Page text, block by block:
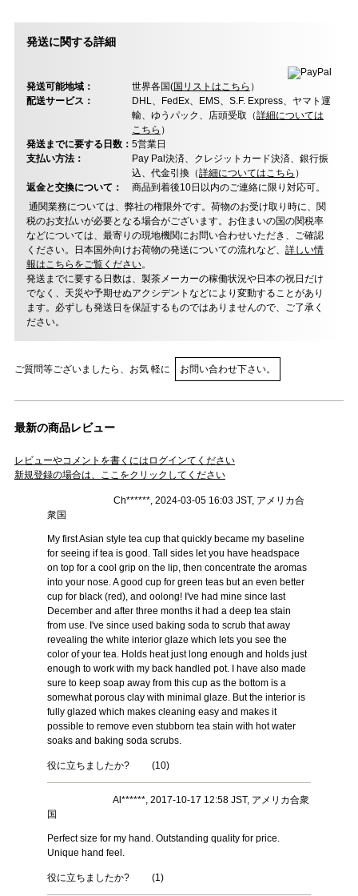
発送に関する詳細
発送可能地域： 世界各国(国リストはこちら ）
配送サービス：
DHL、FedEx、EMS、S.F. Express、ヤマト運
輸、ゆうパック、店頭受取（詳細については
こちら ）
発送までに要する日数： 5営業日
支払い方法：
Pay Pal決済、クレジットカード決済、銀行振
込、代金引換（詳細についてはこちら ）
返金と交換について：
商品到着後10日以内のご連絡に限り対応可。
通関業務については、弊社の権限外です。荷物のお受け取り時に、関
税のお支払いが必要となる場合がございます。お住まいの国の関税率
などについては、最寄りの現地機関にお問い合わせいただき、ご確認
ください。日本国外向けお荷物の発送についての流れなど、 詳しい情
報はこちらをご覧ください。
発送までに要する日数は、製茶メーカーの稼働状況や日本の祝日だけ
でなく、天災や予期せぬアクシデントなどにより変動することがあり
ます。必ずしも発送日を保証するものではありませんので、ご了承く
ださい。
ご質問等ございましたら、お気 軽に お問い合わせ下さい。
最新の商品レビュー
レビューやコメントを書くにはログインてください
新規登録の場合は、ここをクリックしてください
Ch******, 2024-03-05 16:03 JST, アメリカ合
衆国
My first Asian style tea cup that quickly became my baseline
for seeing if tea is good. Tall sides let you have headspace
on top for a cool grip on the lip, then concentrate the aromas
into your nose. A good cup for green teas but an even better
cup for black (red), and oolong! I've had mine since last
December and after three months it had a deep tea stain
from use. I've since used baking soda to scrub that away
revealing the white interior glaze which lets you see the
color of your tea. Holds heat just long enough and holds just
enough to work with my back handled pot. I have also made
sure to keep soap away from this cup as the bottom is a
somewhat porous clay with minimal glaze. But the interior is
fully glazed which makes cleaning easy and makes it
possible to remove even stubborn tea stain with hot water
soaks and baking soda scrubs.
役に立ちましたか? (10)
Al******, 2017-10-17 12:58 JST, アメリカ合衆
国
Perfect size for my hand. Outstanding quality for price.
Unique hand feel.
役に立ちましたか? (1)